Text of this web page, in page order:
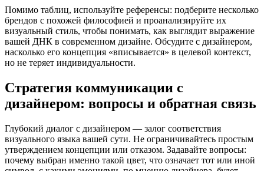
Помимо таблиц, используйте референсы: подберите несколько
брендов с похожей философией и проанализируйте их
визуальный стиль, чтобы понимать, как выглядит выражение
вашей ДНК в современном дизайне. Обсудите с дизайнером,
насколько его концепция «вписывается» в целевой контекст,
но не теряет индивидуальности.
Стратегия коммуникации с
дизайнером: вопросы и обратная связь
Глубокий диалог с дизайнером — залог соответствия
визуального языка вашей сути. Не ограничивайтесь простым
утверждением концепции или отказом. Задавайте вопросы:
почему выбран именно такой цвет, что означает тот или иной